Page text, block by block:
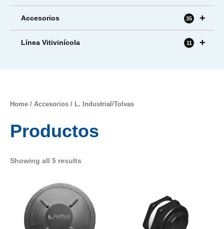
+
Accesorios 35
+
Línea Vitivinícola 11
Home / Accesorios / L. Industrial/Tolvas
Productos
Showing all 5 results